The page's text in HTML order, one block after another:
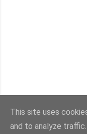
This site uses
and to analyze